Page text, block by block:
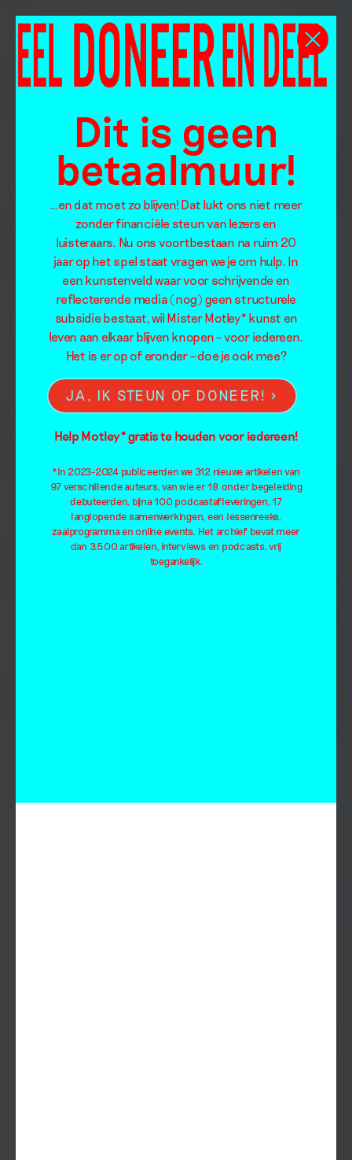
Dit is geen
betaalmuur!
…en dat moet zo blijven! Dat lukt ons niet meer
zonder financiële steun van lezers en
luisteraars. Nu ons voortbestaan na ruim 20
jaar op het spel staat vragen we je om hulp. In
een kunstenveld waar voor schrijvende en
reflecterende media (nog) geen structurele
subsidie bestaat, wil Mister Motley* kunst en
leven aan elkaar blijven knopen – voor iedereen.
Het is er op of eronder – doe je ook mee?
JA, IK STEUN OF DONEER!
Help Motley* gratis te houden voor iedereen!
*In 2023-2024 publiceerden we 312 nieuwe artikelen van
97 verschillende auteurs, van wie er 18 onder begeleiding
debuteerden, bijna 100 podcastafleveringen, 17
langlopende samenwerkingen, een lessenreeks,
zaalprogramma en online events. Het archief bevat meer
dan 3.500 artikelen, interviews en podcasts, vrij
toegankelijk.